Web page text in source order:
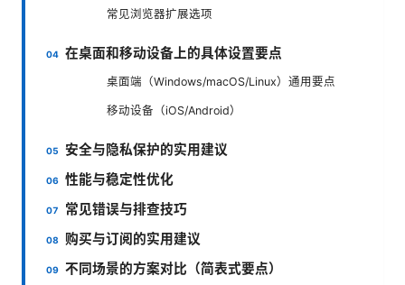
常见浏览器扩展选项
在桌面和移动设备上的具体设置要点
桌面端（Windows/macOS/Linux）通用要点
移动设备（iOS/Android）
安全与隐私保护的实用建议
性能与稳定性优化
常见错误与排查技巧
购买与订阅的实用建议
不同场景的方案对比（简表式要点）